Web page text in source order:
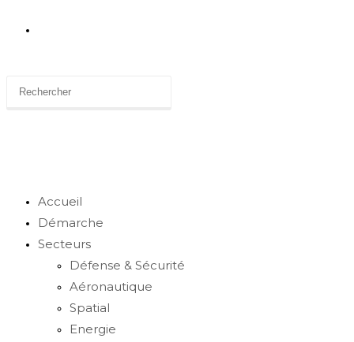
Accueil
Démarche
Secteurs
Défense & Sécurité
Aéronautique
Spatial
Energie